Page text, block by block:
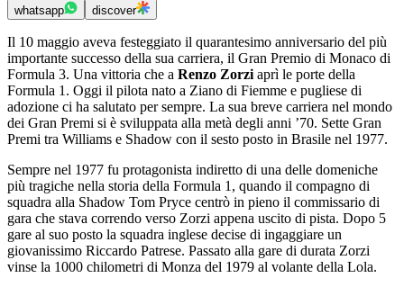
whatsapp discover
Il 10 maggio aveva festeggiato il quarantesimo anniversario del più
importante successo della sua carriera, il Gran Premio di Monaco di
Formula 3. Una vittoria che a Renzo Zorzi aprì le porte della
Formula 1. Oggi il pilota nato a Ziano di Fiemme e pugliese di
adozione ci ha salutato per sempre. La sua breve carriera nel mondo
dei Gran Premi si è sviluppata alla metà degli anni ’70. Sette Gran
Premi tra Williams e Shadow con il sesto posto in Brasile nel 1977.
Sempre nel 1977 fu protagonista indiretto di una delle domeniche
più tragiche nella storia della Formula 1, quando il compagno di
squadra alla Shadow Tom Pryce centrò in pieno il commissario di
gara che stava correndo verso Zorzi appena uscito di pista. Dopo 5
gare al suo posto la squadra inglese decise di ingaggiare un
giovanissimo Riccardo Patrese. Passato alla gare di durata Zorzi
vinse la 1000 chilometri di Monza del 1979 al volante della Lola.